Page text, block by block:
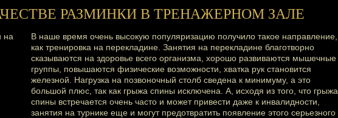
РАЗМИНКИ В ТРЕНАЖЕРНОМ ЗАЛЕ
В наше время очень высокую популяризацию получило такое направление,
как тренировка на перекладине. Занятия на перекладине благотворно
сказываются на здоровье всего организма, хорошо развиваются мышечные
группы, повышаются физические возможности, хватка рук становится
железной. Нагрузка на позвоночный столб сведена к минимуму, а это
большой плюс, так как грыжа спины исключена. А, исходя из того, что грыжа
спины встречается очень часто и может привести даже к инвалидности,
занятия на турнике еще и могут предотвратить появление этого серьезного